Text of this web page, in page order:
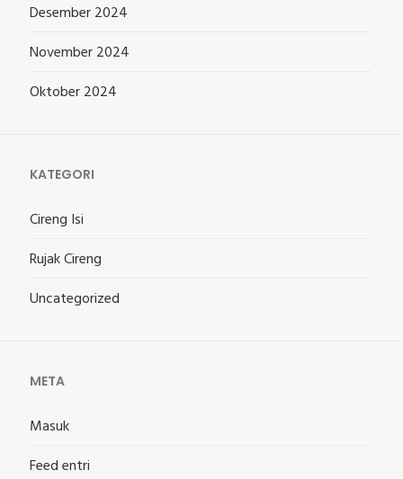
Desember 2024
November 2024
Oktober 2024
KATEGORI
Cireng Isi
Rujak Cireng
Uncategorized
META
Masuk
Feed entri